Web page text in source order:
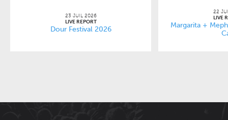
23 JUIL 2026
LIVE REPORT
Dour Festival 2026
22
LIVE
Margarita +